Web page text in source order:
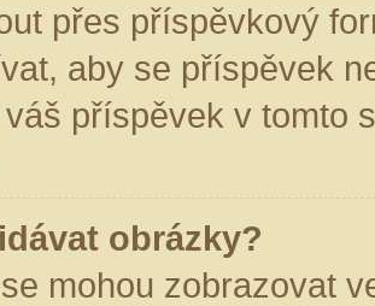
přes příspěvkový
aby se příspěvek
příspěvek v tomto
obrázky?
mohou zobrazovat